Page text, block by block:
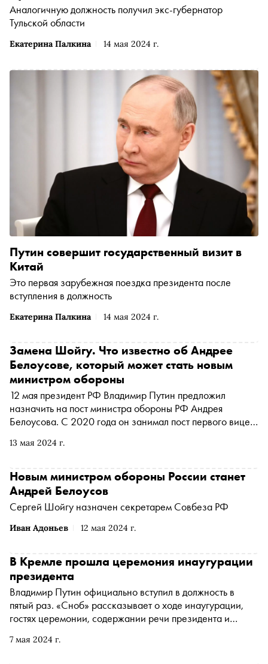
Екатерина Палкина 14 мая 2024 г.
Аналогичную должность получил экс-губернатор
Тульской области
Екатерина Палкина 14 мая 2024 г.
Путин совершит государственный визит в
Китай
Это первая зарубежная поездка президента после
вступления в должность
13 мая 2024 г.
Замена Шойгу. Что известно об Андрее
Белоусове, который может стать новым
министром обороны
12 мая президент РФ Владимир Путин предложил
назначить на пост министра обороны РФ Андрея
Белоусова. С 2020 года он занимал пост первого вице-
на госслужбу и скандалы с металлургами — «Сноб»
Иван Адоньев 12 мая 2024 г.
Новым министром обороны России станет
Андрей Белоусов
Сергей Шойгу назначен секретарем Совбеза РФ
7 мая 2024 г.
В Кремле прошла церемония инаугурации
президента
Владимир Путин официально вступил в должность в
пятый раз. «Сноб» рассказывает о ходе инаугурации,
гостях церемонии, содержании речи президента и